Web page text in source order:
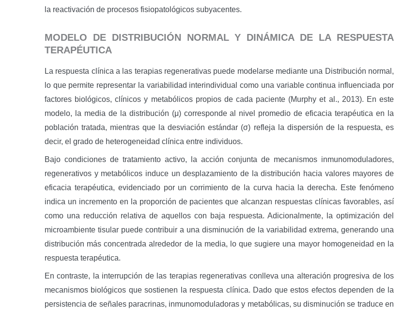
la reactivación de procesos fisiopatológicos subyacentes.
MODELO DE DISTRIBUCIÓN NORMAL Y DINÁMICA DE LA RESPUESTA
TERAPÉUTICA
La respuesta clínica a las terapias regenerativas puede modelarse mediante una Distribución normal,
lo que permite representar la variabilidad interindividual como una variable continua influenciada por
factores biológicos, clínicos y metabólicos propios de cada paciente (Murphy et al., 2013). En este
modelo, la media de la distribución (μ) corresponde al nivel promedio de eficacia terapéutica en la
población tratada, mientras que la desviación estándar (σ) refleja la dispersión de la respuesta, es
decir, el grado de heterogeneidad clínica entre individuos.
Bajo condiciones de tratamiento activo, la acción conjunta de mecanismos inmunomoduladores,
regenerativos y metabólicos induce un desplazamiento de la distribución hacia valores mayores de
eficacia terapéutica, evidenciado por un corrimiento de la curva hacia la derecha. Este fenómeno
indica un incremento en la proporción de pacientes que alcanzan respuestas clínicas favorables, así
como una reducción relativa de aquellos con baja respuesta. Adicionalmente, la optimización del
microambiente tisular puede contribuir a una disminución de la variabilidad extrema, generando una
distribución más concentrada alrededor de la media, lo que sugiere una mayor homogeneidad en la
respuesta terapéutica.
En contraste, la interrupción de las terapias regenerativas conlleva una alteración progresiva de los
mecanismos biológicos que sostienen la respuesta clínica. Dado que estos efectos dependen de la
persistencia de señales paracrinas, inmunomoduladoras y metabólicas, su disminución se traduce en